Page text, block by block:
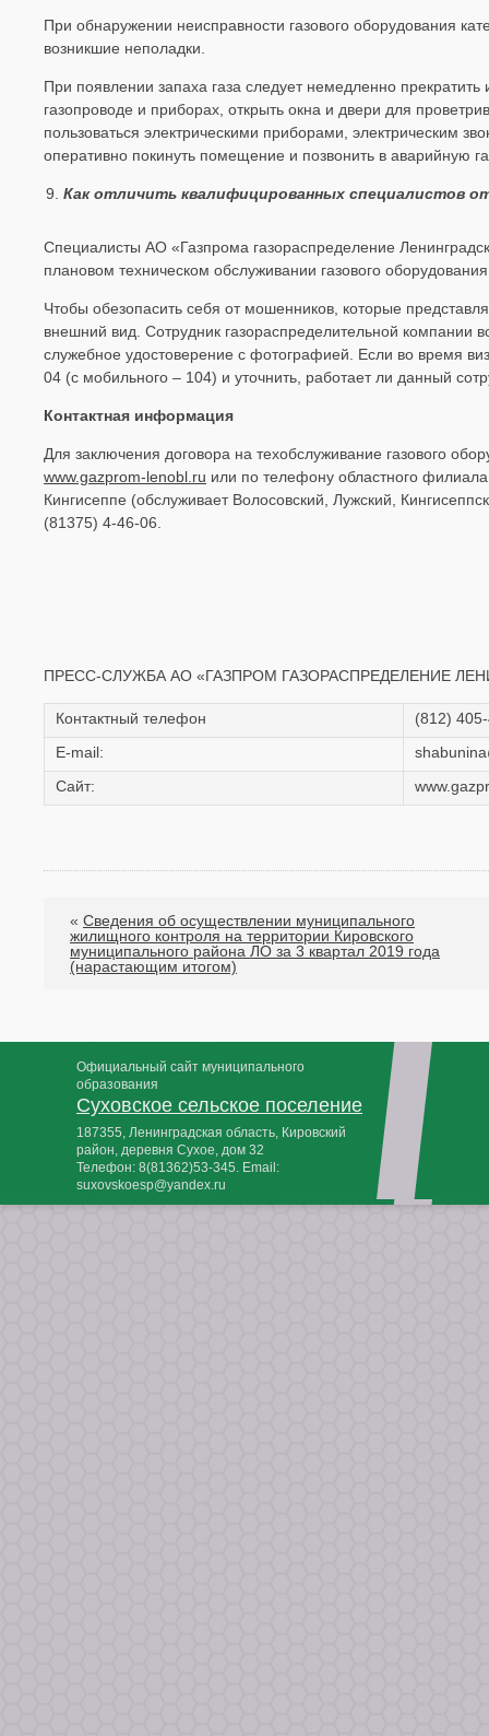
При обнаружении неисправности газового оборудования
возникшие неполадки.
При появлении запаха газа следует немедленно
газопроводе и приборах, открыть окна и двери для
пользоваться электрическими приборами, электрическим
оперативно покинуть помещение и позвонить в аварийную
Как отличить квалифицированных специалистов
Специалисты АО «Газпрома газораспределение
плановом техническом обслуживании газового
Чтобы обезопасить себя от мошенников, которые
внешний вид. Сотрудник газораспределительной
служебное удостоверение с фотографией. Если во время
04 (с мобильного – 104) и уточнить, работает ли данный
Контактная информация
Для заключения договора на техобслуживание газового
www.gazprom-lenobl.ru или по телефону областного
Кингисеппе (обслуживает Волосовский, Лужский,
(81375) 4-46-06.
ПРЕСС-СЛУЖБА АО «ГАЗПРОМ ГАЗОРАСПРЕДЕЛЕНИЕ
Контактный телефон
(812)
Е-mail:
Сайт:
« Сведения об осуществлении муниципального
жилищного контроля на территории Кировского
муниципального района ЛО за 3 квартал 2019 года
(нарастающим итогом)
Официальный сайт муниципального
образования
Суховское сельское поселение
187355, Ленинградская область, Кировский
район, деревня Сухое, дом 32
Телефон: 8(81362)53-345. Email:
suxovskoesp@yandex.ru